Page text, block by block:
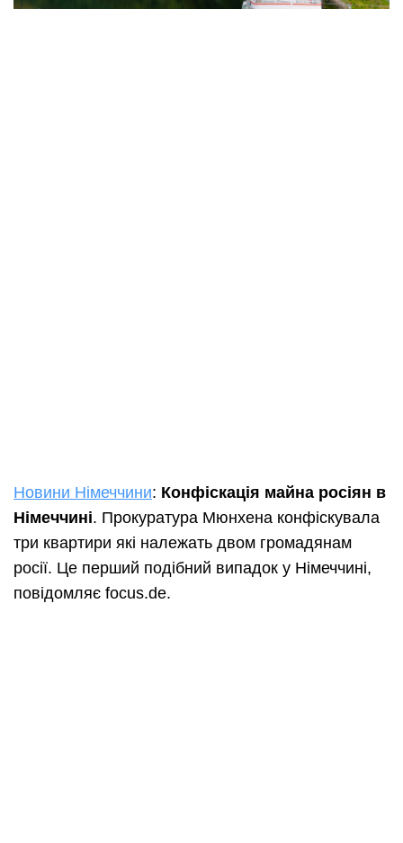
Новини Німеччини: Конфіскація майна росіян в
Німеччині. Прокуратура Мюнхена конфіскувала
три квартири які належать двом громадянам
росії. Це перший подібний випадок у Німеччині,
повідомляє focus.de.